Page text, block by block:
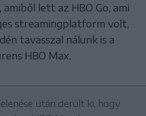
lett az HBO Go, ami
streamingplatform volt,
tavasszal nálunk is a
HBO Max.
után derült ki, hogy